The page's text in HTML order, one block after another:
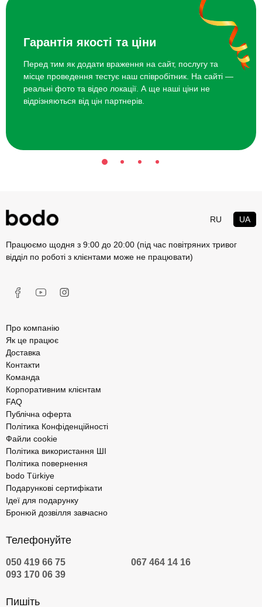
Гарантія якості та ціни
Перед тим як додати враження на сайт, послугу та
місце проведення тестує наш співробітник. На сайті —
реальні фото та відео локації. А ще наші ціни не
відрізняються від цін партнерів.
RU UA
Працюємо щодня з 9:00 до 20:00 (під час повітряних тривог
відділ по роботі з клієнтами може не працювати)
Про компанію
Як це працює
Доставка
Контакти
Команда
Корпоративним клієнтам
FAQ
Публічна оферта
Політика Конфіденційності
Файли cookie
Політика використання ШІ
Політика повернення
bodo Türkiye
Подарункові сертифікати
Ідеї для подарунку
Бронюй дозвілля завчасно
Телефонуйте
050 419 66 75
067 464 14 16
093 170 06 39
Пишіть